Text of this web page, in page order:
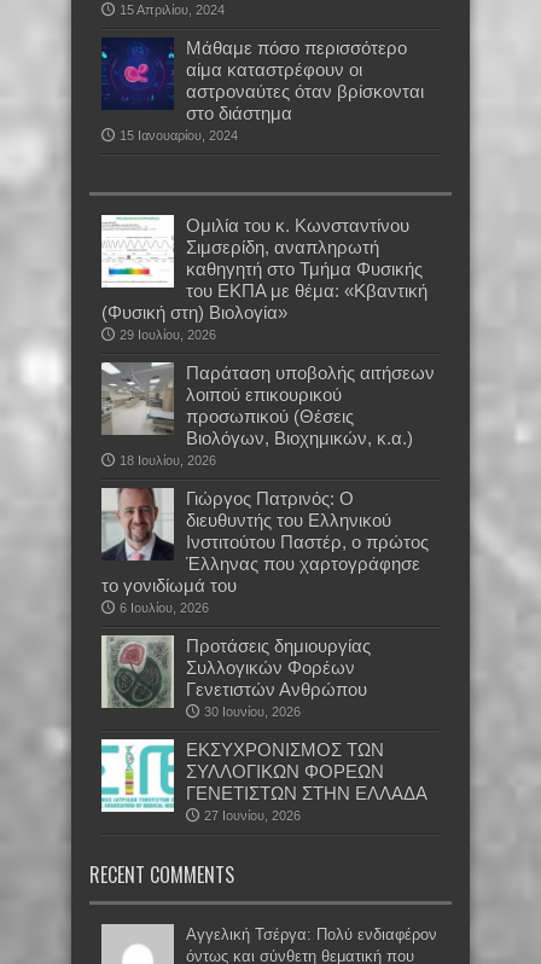
15 Απριλίου, 2024
Μάθαμε πόσο περισσότερο
αίμα καταστρέφουν οι
αστροναύτες όταν βρίσκονται
στο διάστημα
15 Ιανουαρίου, 2024
Oμιλία του κ. Κωνσταντίνου
Σιμσερίδη, αναπληρωτή
καθηγητή στο Τμήμα Φυσικής
του ΕΚΠΑ με θέμα: «Κβαντική
(Φυσική στη) Βιολογία»
29 Ιουλίου, 2026
Παράταση υποβολής αιτήσεων
λοιπού επικουρικού
προσωπικού (Θέσεις
Βιολόγων, Βιοχημικών, κ.α.)
18 Ιουλίου, 2026
Γιώργος Πατρινός: Ο
διευθυντής του Ελληνικού
Ινστιτούτου Παστέρ, ο πρώτος
Έλληνας που χαρτογράφησε
το γονιδίωμά του
6 Ιουλίου, 2026
Προτάσεις δημιουργίας
Συλλογικών Φορέων
Γενετιστών Ανθρώπου
30 Ιουνίου, 2026
EKΣΥΧΡΟΝΙΣΜΟΣ ΤΩΝ
ΣΥΛΛΟΓΙΚΩΝ ΦΟΡΕΩΝ
ΓΕΝΕΤΙΣΤΩΝ ΣΤΗΝ ΕΛΛΑΔΑ
27 Ιουνίου, 2026
RECENT COMMENTS
Αγγελική Τσέργα: Πολύ ενδιαφέρον
όντως και σύνθετη θεματική που